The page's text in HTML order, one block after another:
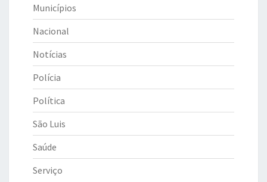
Municípios
Nacional
Notícias
Polícia
Política
São Luis
Saúde
Serviço